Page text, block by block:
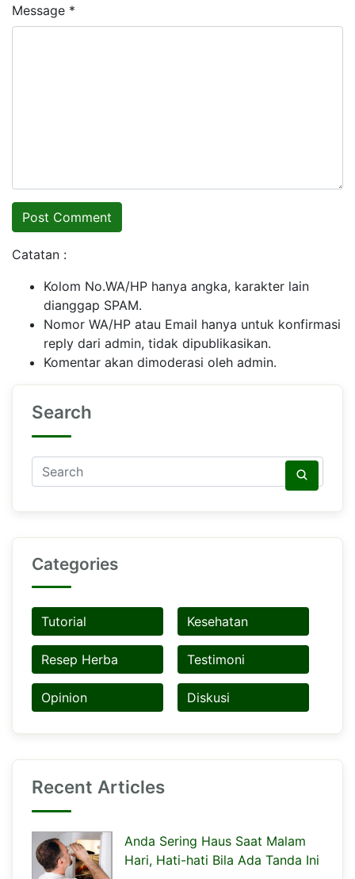
Message *
Catatan :
Kolom No.WA/HP hanya angka, karakter lain
dianggap SPAM.
Nomor WA/HP atau Email hanya untuk konfirmasi
reply dari admin, tidak dipublikasikan.
Komentar akan dimoderasi oleh admin.
Search
Categories
Tutorial Kesehatan
Resep Herba Testimoni
Opinion Diskusi
Recent Articles
Anda Sering Haus Saat Malam
Hari, Hati-hati Bila Ada Tanda Ini